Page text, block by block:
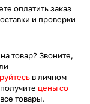
оплатить заказ
и проверки
товар? Звоните,
в личном
цены со
товары.